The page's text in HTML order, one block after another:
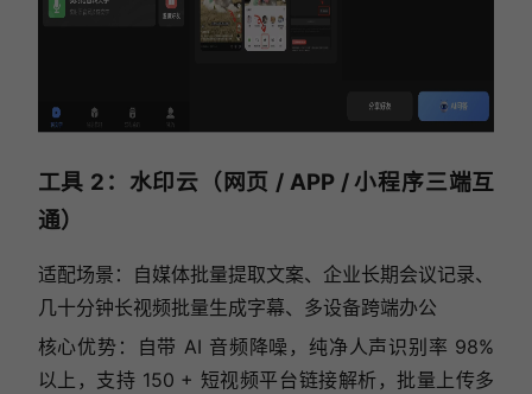
工具 2：水印云（网页 / APP / 小程序三端互
通）
适配场景：自媒体批量提取文案、企业长期会议记录、
几十分钟长视频批量生成字幕、多设备跨端办公
核心优势：自带 AI 音频降噪，纯净人声识别率 98%
以上，支持 150 + 短视频平台链接解析，批量上传多